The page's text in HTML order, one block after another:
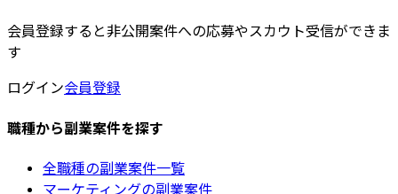
会員登録すると非公開案件への応募やスカウト受信ができま
す
ログイン会員登録
職種から副業案件を探す
全職種の副業案件一覧
マーケティングの副業案件